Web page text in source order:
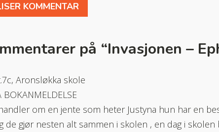
på “Invasjonen –
Aronsløkka skole
BOKANMELDELSE
om en jente som heter Justyna hun har en
de gjør nesten alt sammen i skolen , en dag i